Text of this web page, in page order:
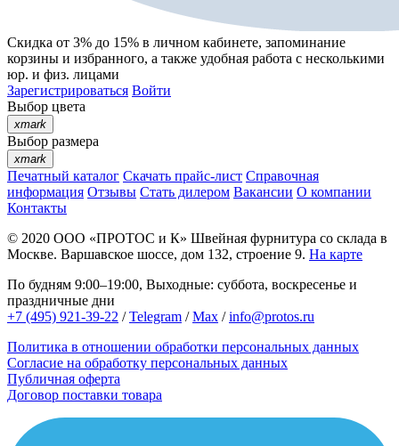
Скидка от 3% до 15% в личном кабинете, запоминание
корзины и избранного, а также удобная работа с несколькими
юр. и физ. лицами
Зарегистрироваться Войти
Выбор цвета
xmark
Выбор размера
xmark
Печатный каталог Скачать прайс-лист Справочная
информация Отзывы Стать дилером Вакансии О компании
Контакты
© 2020 ООО «ПРОТОС и К» Швейная фурнитура со склада в
Москве. Варшавское шоссе, дом 132, строение 9. На карте
По будням 9:00–19:00, Выходные: суббота, воскресенье и
праздничные дни
+7 (495) 921-39-22 /Telegram /Max /info@protos.ru
Политика в отношении обработки персональных данных
Согласие на обработку персональных данных
Публичная оферта
Договор поставки товара